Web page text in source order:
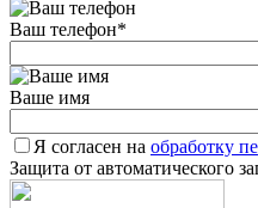
Ваш телефон*
Ваше имя
Я согласен на обработку
Защита от автоматического